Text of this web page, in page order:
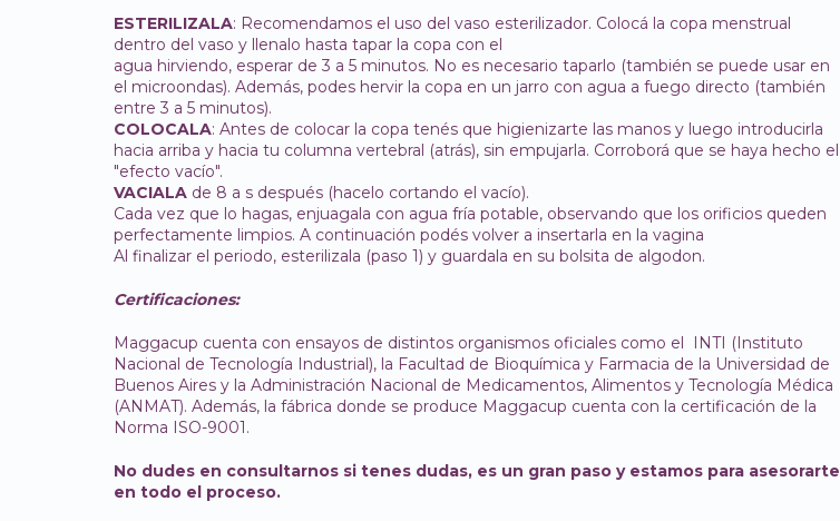
ESTERILIZALA: Recomendamos el uso del vaso esterilizador. Colocá la copa menstrual
dentro del vaso y llenalo hasta tapar la copa con el
agua hirviendo, esperar de 3 a 5 minutos. No es necesario taparlo (también se puede usar en
el microondas). Además, podes hervir la copa en un jarro con agua a fuego directo (también
entre 3 a 5 minutos).
COLOCALA: Antes de colocar la copa tenés que higienizarte las manos y luego introducirla
hacia arriba y hacia tu columna vertebral (atrás), sin empujarla. Corroborá que se haya hecho el
"efecto vacío".
VACIALA de 8 a s después (hacelo cortando el vacío).
Cada vez que lo hagas, enjuagala con agua fría potable, observando que los orificios queden
perfectamente limpios. A continuación podés volver a insertarla en la vagina
Al finalizar el periodo, esterilizala (paso 1) y guardala en su bolsita de algodon.
Certificaciones:
Maggacup cuenta con ensayos de distintos organismos oficiales como el INTI (Instituto
Nacional de Tecnología Industrial), la Facultad de Bioquímica y Farmacia de la Universidad de
Buenos Aires y la Administración Nacional de Medicamentos, Alimentos y Tecnología Médica
(ANMAT). Además, la fábrica donde se produce Maggacup cuenta con la certificación de la
Norma ISO-9001.
No dudes en consultarnos si tenes dudas, es un gran paso y estamos para asesorarte
en todo el proceso.